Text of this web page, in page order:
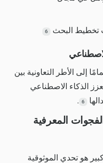
تخطيط البحث
6
إلى الأطر التعاونية بين
الذكاء الاصطناعي
6
.
هو تحدي الموثوقية